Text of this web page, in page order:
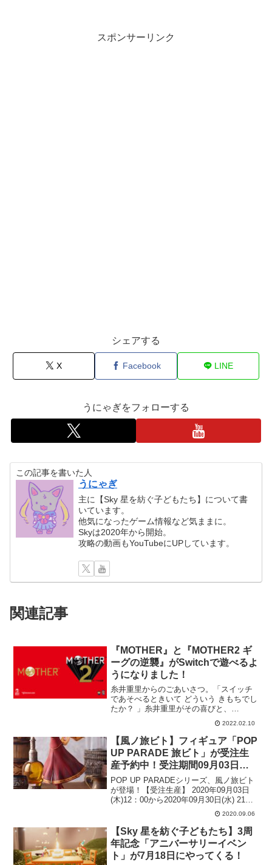
スポンサーリンク
シェアする
X Facebook LINE
うにゃぎをフォローする
この記事を書いた人
うにゃぎ
主に【Sky 星を紡ぐ子どもたち】について書
いています。
他気になったゲーム情報など気ままに。
Skyは2020年から開始。
攻略の動画もYouTubeにUPしています。
関連記事
『MOTHER』と『MOTHER2 ギ
ーグの逆襲』がSwitchで遊べるよ
うになりました！
糸井重里からのごあいさつ。「スイッチ
であそべるときいて どういう きもちでし
たか？ 」糸井重里がその喜びと、
『MOTHER』ファンへの思いをお届けし
ます。はじめての Nintendo Switch Online
！いま『MOTHER』と『M...
2022.02.10
【風ノ旅ビト】フィギュア「POP
UP PARADE 旅ビト」が受注生
産予約中！受注期間09月03日
(木)〜2020年09月30日まで
POP UP PARADEシリーズ、風ノ旅ビト
が登場！【受注生産】 2020年09月03日
(木)12：00から2020年09月30日(水) 21：
00まで「POP UP PARADE」は、思わず
手にとってしまうお手頃価格、全高17～
18cm...
2020.09.06
【Sky 星を紡ぐ子どもたち】3周
年記念「アニバーサリーイベン
ト」が7月18日にやってくる！